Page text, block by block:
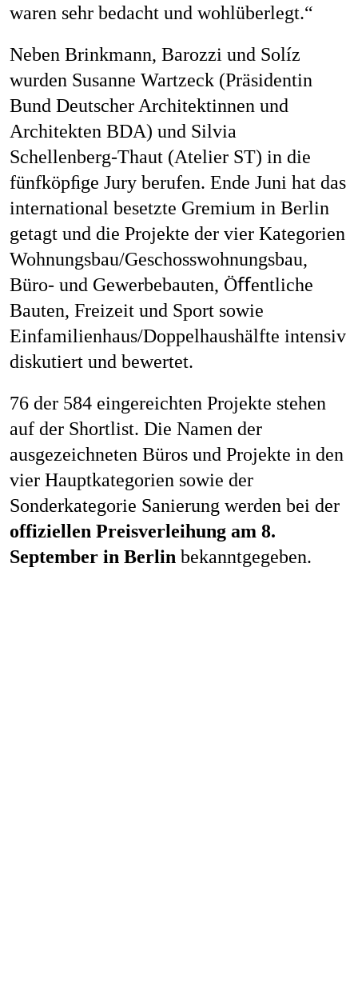
waren sehr bedacht und wohlüberlegt.“
Neben Brinkmann, Barozzi und Solíz
wurden Susanne Wartzeck (Präsidentin
Bund Deutscher Architektinnen und
Architekten BDA) und Silvia
Schellenberg-Thaut (Atelier ST) in die
fünfk­öpﬁge Jury berufen. Ende Juni hat das
international besetzte Gremium in Berlin
getagt und die Projekte der vier Kategorien
Wohnungsbau/Geschosswohnungsbau,
Büro- und Gewerbebauten, Öﬀentliche
Bauten, Freizeit und Sport sowie
Einfamilienhaus/Doppelhaushälfte intensiv
diskutiert und bewertet.
76 der 584 eingereichten Projekte stehen
auf der Shortlist. Die Namen der
ausgezeichneten Büros und Projekte in den
vier Hauptkategorien sowie der
Sonderkategorie Sanierung werden bei der
offiziellen Preisverleihung am 8.
September in Berlinbekanntgegeben.